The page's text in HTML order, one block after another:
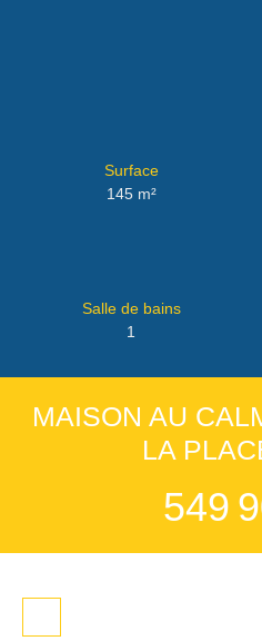
Surface
145 m²
Salle de bains
1
MAISON AU
LA
549